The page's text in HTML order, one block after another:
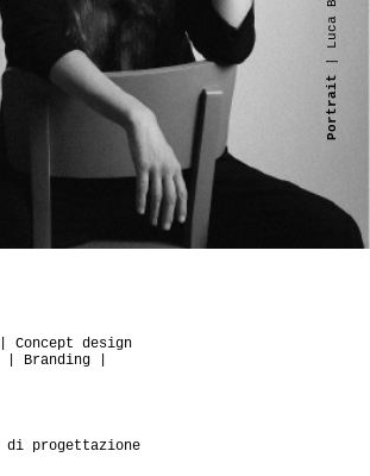
Concept design
Branding
progettazione
Portrait